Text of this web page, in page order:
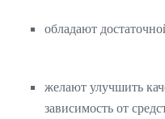
обладают
желают улучшить
зависимость от